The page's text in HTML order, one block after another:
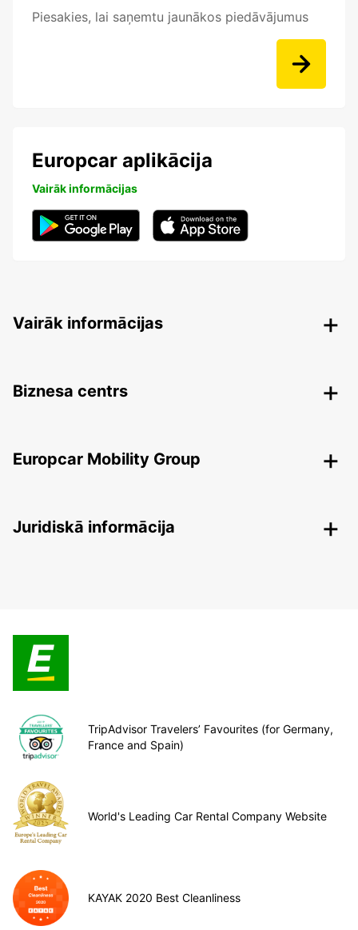
Piesakies, lai saņemtu jaunākos piedāvājumus
Europcar aplikācija
Vairāk informācijas
Vairāk informācijas
Biznesa centrs
Europcar Mobility Group
Juridiskā informācija
TripAdvisor Travelers’ Favourites (for Germany,
France and Spain)
World's Leading Car Rental Company Website
KAYAK 2020 Best Cleanliness